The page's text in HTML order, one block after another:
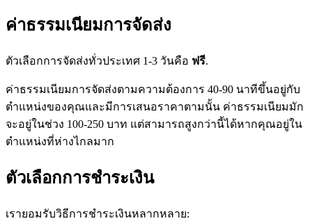
ค่าธรรมเนียมการจัดส่ง
ตัวเลือกการจัดส่งทั่วประเทศ 1-3 วันคือ ฟรี.
ค่าธรรมเนียมการจัดส่งตามความต้องการ 40-90 นาทีขึ้นอยู่กับ
ตำแหน่งของคุณและมีการเสนอราคาตามนั้น ค่าธรรมเนียมมัก
จะอยู่ในช่วง 100-250 บาท แต่สามารถสูงกว่านี้ได้หากคุณอยู่ใน
ตำแหน่งที่ห่างไกลมาก
ตัวเลือกการชำระเงิน
เรายอมรับวิธีการชำระเงินหลากหลาย: